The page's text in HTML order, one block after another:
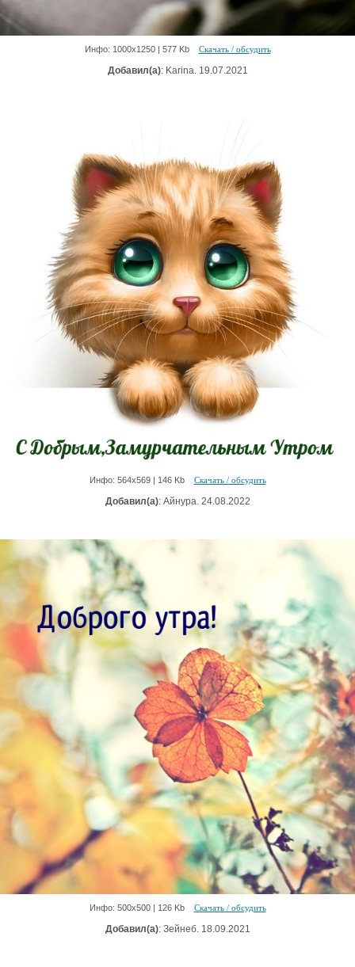
Инфо: 1000х1250 | 577 Kb Скачать / обсудить
Добавил(а): Karina. 19.07.2021
Инфо: 564х569 | 146 Kb Скачать / обсудить
Добавил(а): Айнура. 24.08.2022
Инфо: 500х500 | 126 Kb Скачать / обсудить
Добавил(а): Зейнеб. 18.09.2021